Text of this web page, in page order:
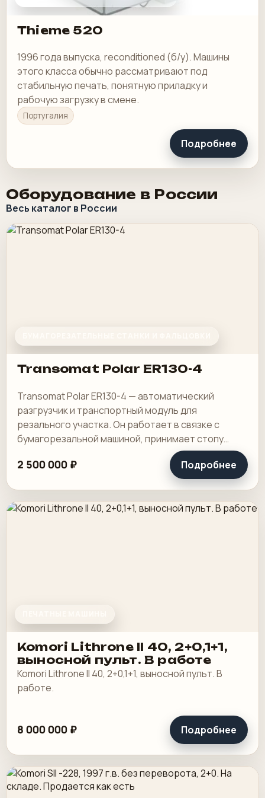
Thieme 520
1996 года выпуска, reconditioned (б/у). Машины
этого класса обычно рассматривают под
стабильную печать, понятную приладку и
рабочую загрузку в смене.
Португалия
Подробнее
Оборудование в России
Весь каталог в России
Transomat Polar ER130-4
Transomat Polar ER130-4 — автоматический
разгрузчик и транспортный модуль для
резального участка. Он работает в связке с
бумагорезальной машиной, принимает стопу
после реза и помогает перевести ее дальше по
потоку без.
2 500 000 ₽ Подробнее
Komori Lithrone II 40, 2+0,1+1,
выносной пульт. В работе
Komori Lithrone II 40, 2+0,1+1, выносной пульт. В
работе.
8 000 000 ₽ Подробнее